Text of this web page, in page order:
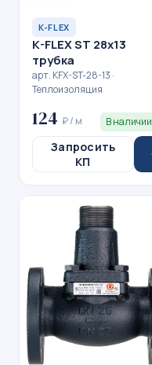
K-FLEX
K-FLEX ST 28x13
трубка
арт. KFX-ST-28-13 ·
Теплоизоляция
124 ₽ / м В наличии
Запросить
КП